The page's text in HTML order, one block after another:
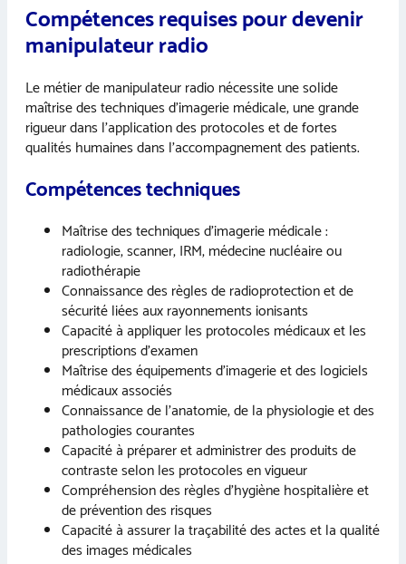
Compétences requises pour devenir
manipulateur radio
Le métier de manipulateur radio nécessite une solide
maîtrise des techniques d’imagerie médicale, une grande
rigueur dans l’application des protocoles et de fortes
qualités humaines dans l’accompagnement des patients.
Compétences techniques
Maîtrise des techniques d’imagerie médicale :
radiologie, scanner, IRM, médecine nucléaire ou
radiothérapie
Connaissance des règles de radioprotection et de
sécurité liées aux rayonnements ionisants
Capacité à appliquer les protocoles médicaux et les
prescriptions d’examen
Maîtrise des équipements d’imagerie et des logiciels
médicaux associés
Connaissance de l’anatomie, de la physiologie et des
pathologies courantes
Capacité à préparer et administrer des produits de
contraste selon les protocoles en vigueur
Compréhension des règles d’hygiène hospitalière et
de prévention des risques
Capacité à assurer la traçabilité des actes et la qualité
des images médicales